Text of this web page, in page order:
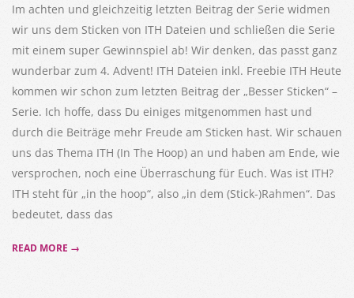
Im achten und gleichzeitig letzten Beitrag der Serie widmen
wir uns dem Sticken von ITH Dateien und schließen die Serie
mit einem super Gewinnspiel ab! Wir denken, das passt ganz
wunderbar zum 4. Advent! ITH Dateien inkl. Freebie ITH Heute
kommen wir schon zum letzten Beitrag der „Besser Sticken“ –
Serie. Ich hoffe, dass Du einiges mitgenommen hast und
durch die Beiträge mehr Freude am Sticken hast. Wir schauen
uns das Thema ITH (In The Hoop) an und haben am Ende, wie
versprochen, noch eine Überraschung für Euch. Was ist ITH?
ITH steht für „in the hoop“, also „in dem (Stick-)Rahmen“. Das
bedeutet, dass das
READ MORE →